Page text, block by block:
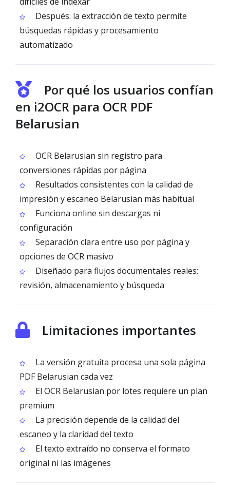
Después: la extracción de texto permite
búsquedas rápidas y procesamiento
automatizado
Por qué los usuarios confían
en i2OCR para OCR PDF
Belarusian
OCR Belarusian sin registro para
conversiones rápidas por página
Resultados consistentes con la calidad de
impresión y escaneo Belarusian más habitual
Funciona online sin descargas ni
configuración
Separación clara entre uso por página y
opciones de OCR masivo
Diseñado para flujos documentales reales:
revisión, almacenamiento y búsqueda
Limitaciones importantes
La versión gratuita procesa una sola página
PDF Belarusian cada vez
El OCR Belarusian por lotes requiere un plan
premium
La precisión depende de la calidad del
escaneo y la claridad del texto
El texto extraído no conserva el formato
original ni las imágenes